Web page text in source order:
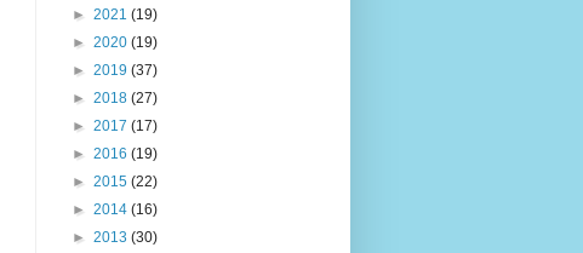
► 2021 (19)
► 2020 (19)
► 2019 (37)
► 2018 (27)
► 2017 (17)
► 2016 (19)
► 2015 (22)
► 2014 (16)
► 2013 (30)